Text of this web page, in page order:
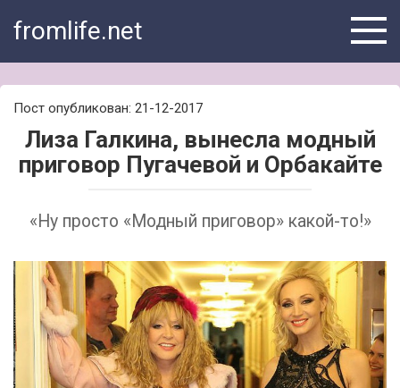
fromlife.net
Пост опубликован: 21-12-2017
Лиза Галкина, вынесла модный
приговор Пугачевой и Орбакайте
«Ну просто «Модный приговор» какой-то!»